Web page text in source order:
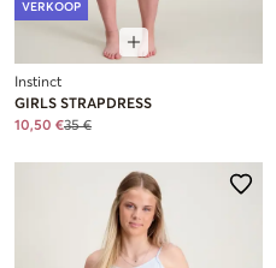
VERKOOP
Instinct
GIRLS STRAPDRESS
10,50 €35 €